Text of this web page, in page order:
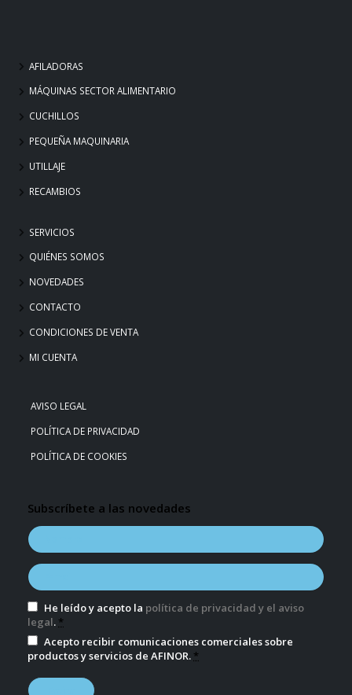
AFILADORAS
MÁQUINAS SECTOR ALIMENTARIO
CUCHILLOS
PEQUEÑA MAQUINARIA
UTILLAJE
RECAMBIOS
SERVICIOS
QUIÉNES SOMOS
NOVEDADES
CONTACTO
CONDICIONES DE VENTA
MI CUENTA
AVISO LEGAL
POLÍTICA DE PRIVACIDAD
POLÍTICA DE COOKIES
Subscríbete a las novedades
He leído y acepto la política de privacidad y el aviso
legal. *
Acepto recibir comunicaciones comerciales sobre
productos y servicios de AFINOR. *